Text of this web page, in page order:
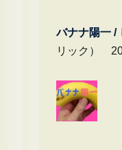
バナナ陽一 /
リック）